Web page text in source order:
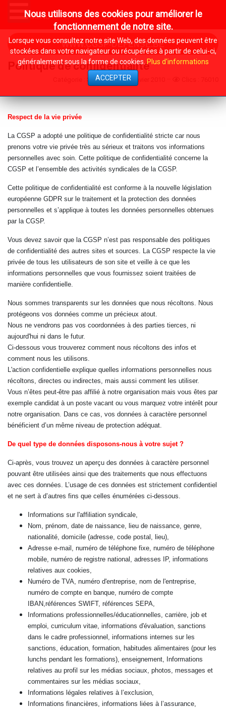
MENU
WWW.CGSP-DEFENSE.BE
Politique de confidentialité
System 1 Janvier 2010
Respect de la vie privée
La CGSP a adopté une politique de confidentialité stricte car nous
prenons votre vie privée très au sérieux et traitons vos informations
personnelles avec soin. Cette politique de confidentialité concerne la
CGSP et l’ensemble des activités syndicales de la CGSP.
Cette politique de confidentialité est conforme à la nouvelle législation
européenne GDPR sur le traitement et la protection des données
personnelles et s’applique à toutes les données personnelles obtenues
par la CGSP.
Vous devez savoir que la CGSP n’est pas responsable des politiques
de confidentialité des autres sites et sources. La CGSP respecte la vie
privée de tous les utilisateurs de son site et veille à ce que les
informations personnelles que vous fournissez soient traitées de
manière confidentielle.
Nous sommes transparents sur les données que nous récoltons. Nous
protégeons vos données comme un précieux atout.
Nous ne vendrons pas vos coordonnées à des parties tierces, ni
aujourd'hui ni dans le futur.
Ci-dessous vous trouverez comment nous récoltons des infos et
comment nous les utilisons.
L'action confidentielle explique quelles informations personnelles nous
récoltons, directes ou indirectes, mais aussi comment les utiliser.
Vous n’êtes peut-être pas affilié à notre organisation mais vous êtes par
exemple candidat à un poste vacant ou vous marquez votre intérêt pour
notre organisation. Dans ce cas, vos données à caractère personnel
bénéficient d’un même niveau de protection adéquat.
De quel type de données disposons-nous à votre sujet ?
Ci-après, vous trouvez un aperçu des données à caractère personnel
pouvant être utilisées ainsi que des traitements que nous effectuons
avec ces données. L’usage de ces données est strictement confidentiel
et ne sert à d’autres fins que celles énumérées ci-dessous.
Informations sur l'affiliation syndicale,
Nom, prénom, date de naissance, lieu de naissance, genre,
nationalité, domicile (adresse, code postal, lieu),
Adresse e-mail, numéro de téléphone fixe, numéro de téléphone
mobile, numéro de registre national, adresses IP, informations
relatives aux cookies,
Numéro de TVA, numéro d'entreprise, nom de l'entreprise,
numéro de compte en banque, numéro de compte
IBAN,références SWIFT, références SEPA,
Informations professionnelles/éducationnelles, carrière, job et
emploi, curriculum vitae, informations d'évaluation, sanctions
dans le cadre professionnel, informations internes sur les
sanctions, éducation, formation, habitudes alimentaires (pour les
lunchs pendant les formations), enseignement, Informations
relatives au profil sur les médias sociaux, photos, messages et
commentaires sur les médias sociaux,
Informations légales relatives à l’exclusion,
Informations financières, informations liées à l’assurance,
Nous utilisons des cookies pour améliorer le
fonctionnement de notre site.
Lorsque vous consultez notre site Web, des données peuvent être
stockées dans votre navigateur ou récupérées à partir de celui-ci,
généralement sous la forme de cookies. Plus d'informations
ACCEPTER